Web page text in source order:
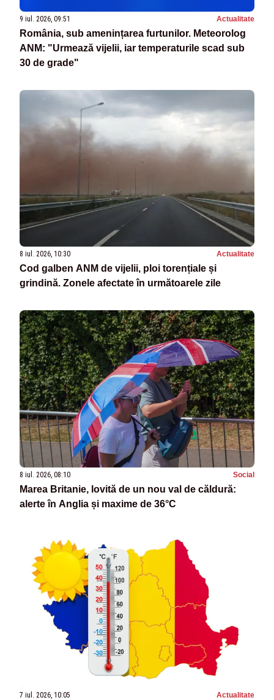
9 iul. 2026, 09:51 Actualitate
România, sub amenințarea furtunilor. Meteorolog
ANM: "Urmează vijelii, iar temperaturile scad sub
30 de grade"
8 iul. 2026, 10:30 Actualitate
Cod galben ANM de vijelii, ploi torențiale și
grindină. Zonele afectate în următoarele zile
8 iul. 2026, 08:10 Social
Marea Britanie, lovită de un nou val de căldură:
alerte în Anglia și maxime de 36°C
7 iul. 2026, 10:05 Actualitate